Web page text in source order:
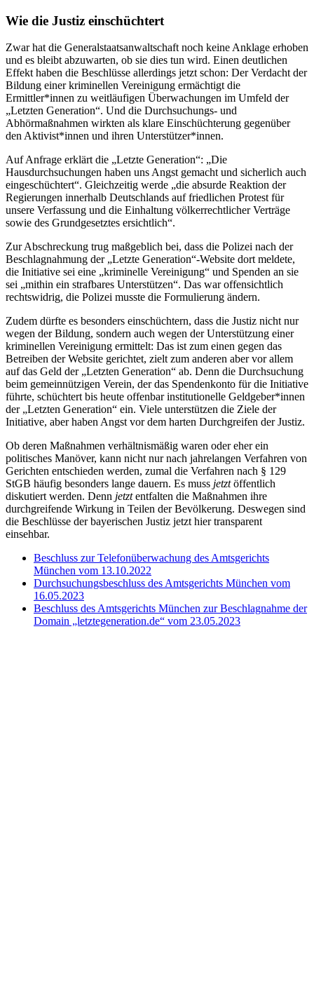
Wie die Justiz einschüchtert
Zwar hat die Generalstaatsanwaltschaft noch keine Anklage erhoben
und es bleibt abzuwarten, ob sie dies tun wird. Einen deutlichen
Effekt haben die Beschlüsse allerdings jetzt schon: Der Verdacht der
Bildung einer kriminellen Vereinigung ermächtigt die
Ermittler*innen zu weitläufigen Überwachungen im Umfeld der
„Letzten Generation“. Und die Durchsuchungs- und
Abhörmaßnahmen wirkten als klare Einschüchterung gegenüber
den Aktivist*innen und ihren Unterstützer*innen.
Auf Anfrage erklärt die „Letzte Generation“: „Die
Hausdurchsuchungen haben uns Angst gemacht und sicherlich auch
eingeschüchtert“. Gleichzeitig werde „die absurde Reaktion der
Regierungen innerhalb Deutschlands auf friedlichen Protest für
unsere Verfassung und die Einhaltung völkerrechtlicher Verträge
sowie des Grundgesetztes ersichtlich“.
Zur Abschreckung trug maßgeblich bei, dass die Polizei nach der
Beschlagnahmung der „Letzte Generation“-Website dort meldete,
die Initiative sei eine „kriminelle Vereinigung“ und Spenden an sie
sei „mithin ein strafbares Unterstützen“. Das war offensichtlich
rechtswidrig, die Polizei musste die Formulierung ändern.
Zudem dürfte es besonders einschüchtern, dass die Justiz nicht nur
wegen der Bildung, sondern auch wegen der Unterstützung einer
kriminellen Vereinigung ermittelt: Das ist zum einen gegen das
Betreiben der Website gerichtet, zielt zum anderen aber vor allem
auf das Geld der „Letzten Generation“ ab. Denn die Durchsuchung
beim gemeinnützigen Verein, der das Spendenkonto für die Initiative
führte, schüchtert bis heute offenbar institutionelle Geldgeber*innen
der „Letzten Generation“ ein. Viele unterstützen die Ziele der
Initiative, aber haben Angst vor dem harten Durchgreifen der Justiz.
Ob deren Maßnahmen verhältnismäßig waren oder eher ein
politisches Manöver, kann nicht nur nach jahrelangen Verfahren von
Gerichten entschieden werden, zumal die Verfahren nach § 129
StGB häufig besonders lange dauern. Es muss jetztöffentlich
diskutiert werden. Denn jetztentfalten die Maßnahmen ihre
durchgreifende Wirkung in Teilen der Bevölkerung. Deswegen sind
die Beschlüsse der bayerischen Justiz jetzt hier transparent
einsehbar.
Beschluss zur Telefonüberwachung des Amtsgerichts
München vom 13.10.2022
Durchsuchungsbeschluss des Amtsgerichts München vom
16.05.2023
Beschluss des Amtsgerichts München zur Beschlagnahme der
Domain „letztegeneration.de“ vom 23.05.2023